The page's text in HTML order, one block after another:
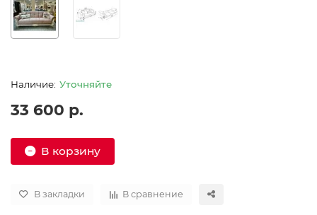
Уточняйте
33 600 р.
В корзину
В закладки В сравнение